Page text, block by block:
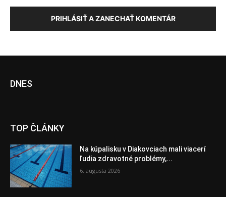
PRIHLÁSIŤ A ZANECHAŤ KOMENTÁR
DNES
TOP ČLÁNKY
Na kúpalisku v Diakovciach mali viacerí
ľudia zdravotné problémy,...
6. augusta 2026